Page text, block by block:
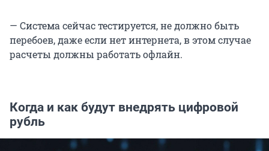
— Система сейчас тестируется, не должно быть
перебоев, даже если нет интернета, в этом случае
расчеты должны работать офлайн.
Когда и как будут внедрять цифровой
рубль